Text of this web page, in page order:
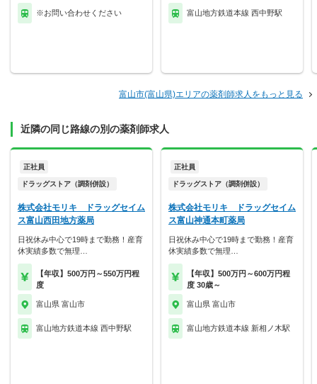
※お問い合わせください 富山地方鉄道本線 西中野駅
富山市(富山県)エリアの薬剤師求人をもっと見る
近隣の同じ路線の別の薬剤師求人
正社員
ドラッグストア（調剤併設）
株式会社モリキ ドラッグセイム
ス富山西田地方薬局
日祝休み中心で19時まで勤務！産育
休実績多数で無理…
【年収】500万円～550万円程
度
富山県 富山市
富山地方鉄道本線 西中野駅
正社員
ドラッグストア（調剤併設）
株式会社モリキ ドラッグセイム
ス富山神通本町薬局
日祝休み中心で19時まで勤務！産育
休実績多数で無理…
【年収】500万円～600万円程
度 30歳～
富山県 富山市
富山地方鉄道本線 新相ノ木駅